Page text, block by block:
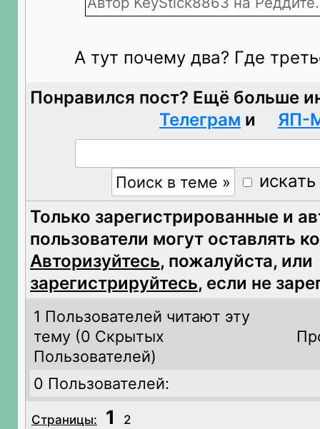
А тут почему два? Где
Понравился пост? Ещё больше
Телеграм и ЯП-
Только зарегистрированные и
пользователи могут оставлять
Авторизуйтесь, пожалуйста, или
зарегистрируйтесь, если не
1 Пользователей читают эту
тему (0 Скрытых
Пользователей)
0 Пользователей:
Страницы: 1 2